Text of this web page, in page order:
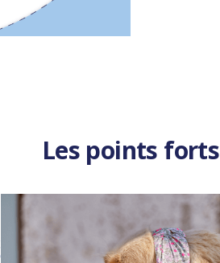
Les points forts